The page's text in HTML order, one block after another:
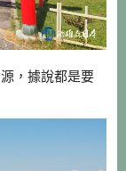
，據說都是要